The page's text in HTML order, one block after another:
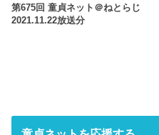
第675回 童貞ネット＠ねとらじ
2021.11.22放送分